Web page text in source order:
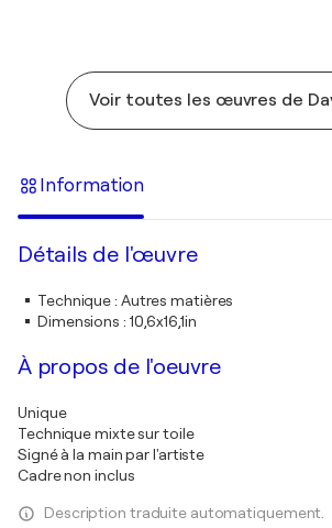
Voir toutes les œuvres de
Information
Détails de l'œuvre
Technique: Autres matières
Dimensions : 10,6x16,1in
À propos de l'oeuvre
Unique
Technique mixte sur toile
Signé à la main par l'artiste
Cadre non inclus
Description traduite automatiquement.